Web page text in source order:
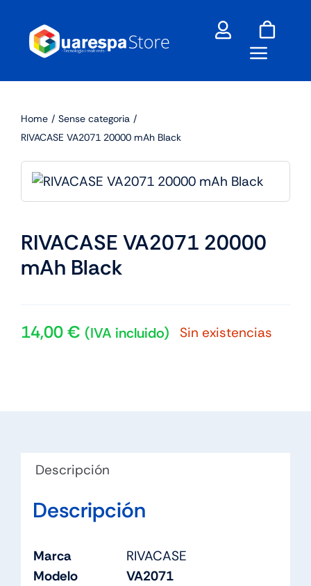
content
Home
Sense categoria
RIVACASE VA2071 20000 mAh Black
RIVACASE VA2071 20000
mAh Black
14,00€ (IVA incluido) Sin existencias
Descripción
Descripción
Marca
RIVACASE
Modelo
VA2071